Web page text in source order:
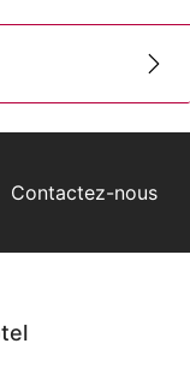
Contactez-nous